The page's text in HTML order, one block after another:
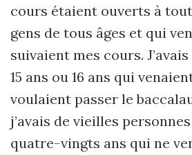
cours étaient ouverts à
gens de tous âges et qui
suivaient mes cours.
15 ans ou 16 ans qui
voulaient passer le
j’avais de vieilles
quatre-vingts ans qui ne